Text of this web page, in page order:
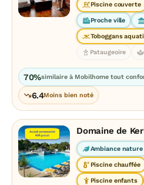
Piscine couverte
Proche ville
Toboggans
Pataugeoire
70%similaire à Mobilhome tout
6.4Moins bien noté
Domaine de
Ambiance nature
Piscine chauffée
Piscine enfants